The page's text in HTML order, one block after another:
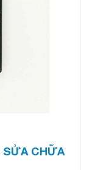
SỬA CHỮA